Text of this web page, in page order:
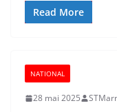
Read More
NATIONAL
28 mai 2025